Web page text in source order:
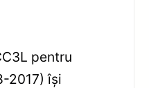
pentru
2017) își